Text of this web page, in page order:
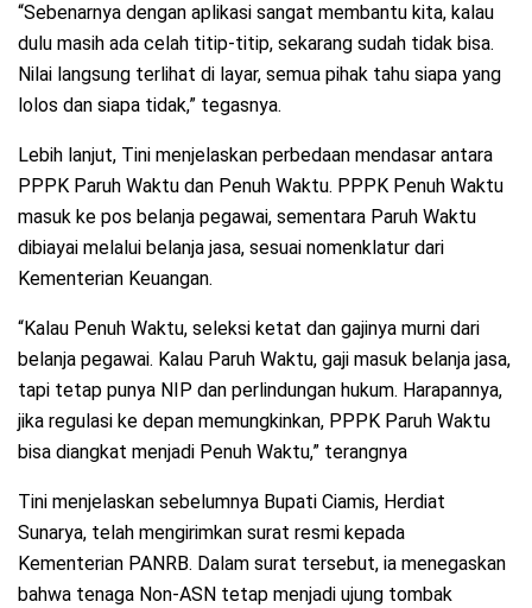
“Sebenarnya dengan aplikasi sangat membantu kita, kalau
dulu masih ada celah titip-titip, sekarang sudah tidak bisa.
Nilai langsung terlihat di layar, semua pihak tahu siapa yang
lolos dan siapa tidak,” tegasnya.
Lebih lanjut, Tini menjelaskan perbedaan mendasar antara
PPPK Paruh Waktu dan Penuh Waktu. PPPK Penuh Waktu
masuk ke pos belanja pegawai, sementara Paruh Waktu
dibiayai melalui belanja jasa, sesuai nomenklatur dari
Kementerian Keuangan.
“Kalau Penuh Waktu, seleksi ketat dan gajinya murni dari
belanja pegawai. Kalau Paruh Waktu, gaji masuk belanja jasa,
tapi tetap punya NIP dan perlindungan hukum. Harapannya,
jika regulasi ke depan memungkinkan, PPPK Paruh Waktu
bisa diangkat menjadi Penuh Waktu,” terangnya
Tini menjelaskan sebelumnya Bupati Ciamis, Herdiat
Sunarya, telah mengirimkan surat resmi kepada
Kementerian PANRB. Dalam surat tersebut, ia menegaskan
bahwa tenaga Non-ASN tetap menjadi ujung tombak